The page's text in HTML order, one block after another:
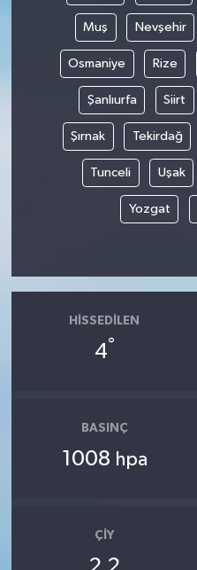
Muş Nevşehir
Osmaniye Rize
Şanlıurfa Siirt
Şırnak Tekirdağ
Tunceli Uşak
Yozgat
HISSEDILEN
4°
BASINÇ
1008 hpa
ÇIY